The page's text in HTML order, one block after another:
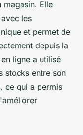
magasin. Elle
les
et permet de
depuis la
ligne a utilisé
stocks entre son
ce qui a permis